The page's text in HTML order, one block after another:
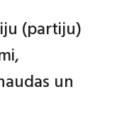
(partiju)
un